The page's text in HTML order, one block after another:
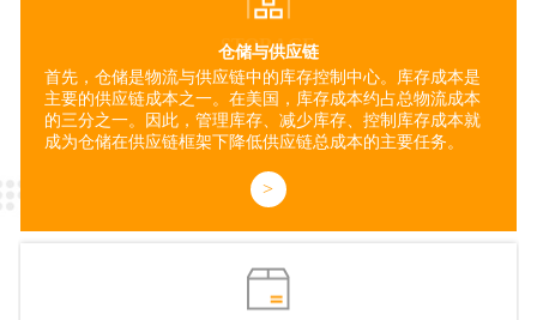
STORAGE
仓储与供应链
首先，仓储是物流与供应链中的库存控制中心。库存成本是
主要的供应链成本之一。在美国，库存成本约占总物流成本
的三分之一。因此，管理库存、减少库存、控制库存成本就
成为仓储在供应链框架下降低供应链总成本的主要任务。
>